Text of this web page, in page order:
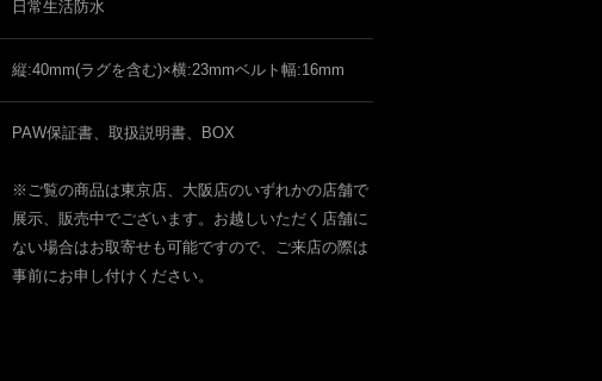
日常生活防水
縦:40mm(ラグを含む)×横:23mmベルト幅:16mm
PAW保証書、取扱説明書、BOX
※ご覧の商品は東京店、大阪店のいずれかの店舗で
展示、販売中でございます。お越しいただく店舗に
ない場合はお取寄せも可能ですので、ご来店の際は
事前にお申し付けください。